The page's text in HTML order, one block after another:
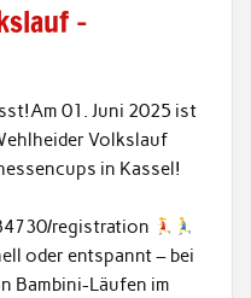
–
01. Juni 2025 ist
Volkslauf
in Kassel!
registration
oder entspannt – bei
Bambini-Läufen im